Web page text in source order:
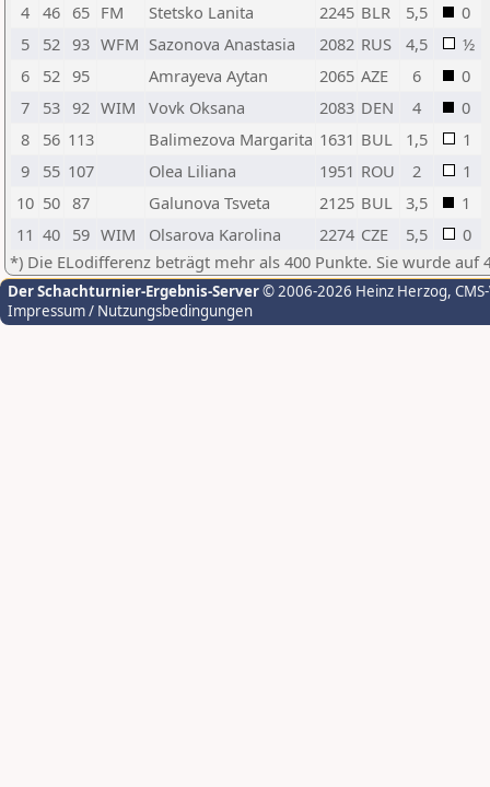
4
46 65 FM Stetsko Lanita 2245 BLR 5,5
0
5
52 93 WFM Sazonova Anastasia 2082 RUS 4,5
½
6
52 95 Amrayeva Aytan 2065 AZE 6
0
7
53 92 WIM Vovk Oksana 2083 DEN 4
0
8
56 113 Balimezova Margarita 1631 BUL 1,5
1
9
55 107 Olea Liliana 1951 ROU 2
1
10 50 87 Galunova Tsveta 2125 BUL 3,5
1
11 40 59 WIM Olsarova Karolina 2274 CZE 5,5
0
*) Die ELodifferenz beträgt mehr als 400 Punkte. Sie wurde auf
Der Schachturnier-Ergebnis-Server© 2006-2026 Heinz Herzog,
Impressum / Nutzungsbedingungen